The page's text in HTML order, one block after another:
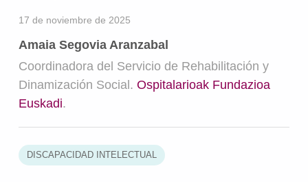
17 de noviembre de 2025
Amaia Segovia Aranzabal
Coordinadora del Servicio de Rehabilitación y
Dinamización Social. Ospitalarioak Fundazioa
Euskadi.
DISCAPACIDAD INTELECTUAL